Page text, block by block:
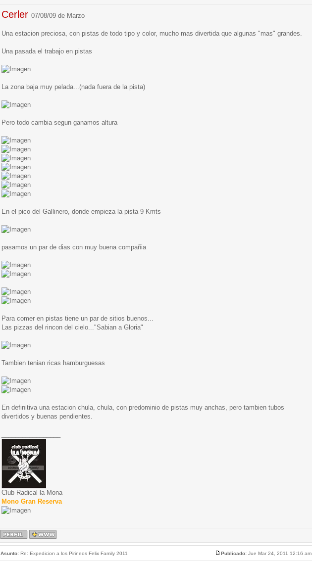
Cerler 07/08/09 de Marzo
Una estacion preciosa, con pistas de todo tipo y color, mucho mas divertida que algunas "mas" grandes.
Una pasada el trabajo en pistas
La zona baja muy pelada...(nada fuera de la pista)
Pero todo cambia segun ganamos altura
En el pico del Gallinero, donde empieza la pista 9 Kmts
pasamos un par de dias con muy buena compañia
Para comer en pistas tiene un par de sitios buenos...
Las pizzas del rincon del cielo..."Sabian a Gloria"
Tambien tenian ricas hamburguesas
En definitiva una estacion chula, chula, con predominio de pistas muy anchas, pero tambien tubos
divertidos y buenas pendientes.
Club Radical la Mona
Mono Gran Reserva
Asunto:Re: Expedicion a los Pirineos Felix Family 2011 Publicado:Jue Mar 24, 2011 12:16 am